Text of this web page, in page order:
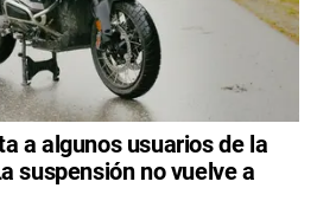
a algunos usuarios de la
suspensión no vuelve a